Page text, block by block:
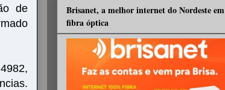
de
Brisanet, a melhor internet do Nordeste em
fibra óptica